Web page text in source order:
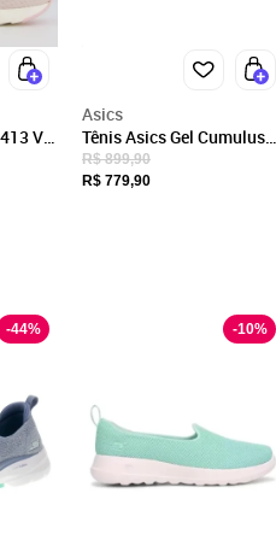
V3
Asics
Tênis Asics Gel Cumulus
28 Feminino Rosa
R$ 899,90
R$ 779,90
-44% -10%